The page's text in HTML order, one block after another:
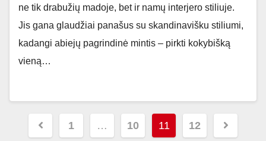
ne tik drabužių madoje, bet ir namų interjero stiliuje.
Jis gana glaudžiai panašus su skandinavišku stiliumi,
kadangi abiejų pagrindinė mintis – pirkti kokybišką
vieną…
Įrašų
1 … 10 11 12